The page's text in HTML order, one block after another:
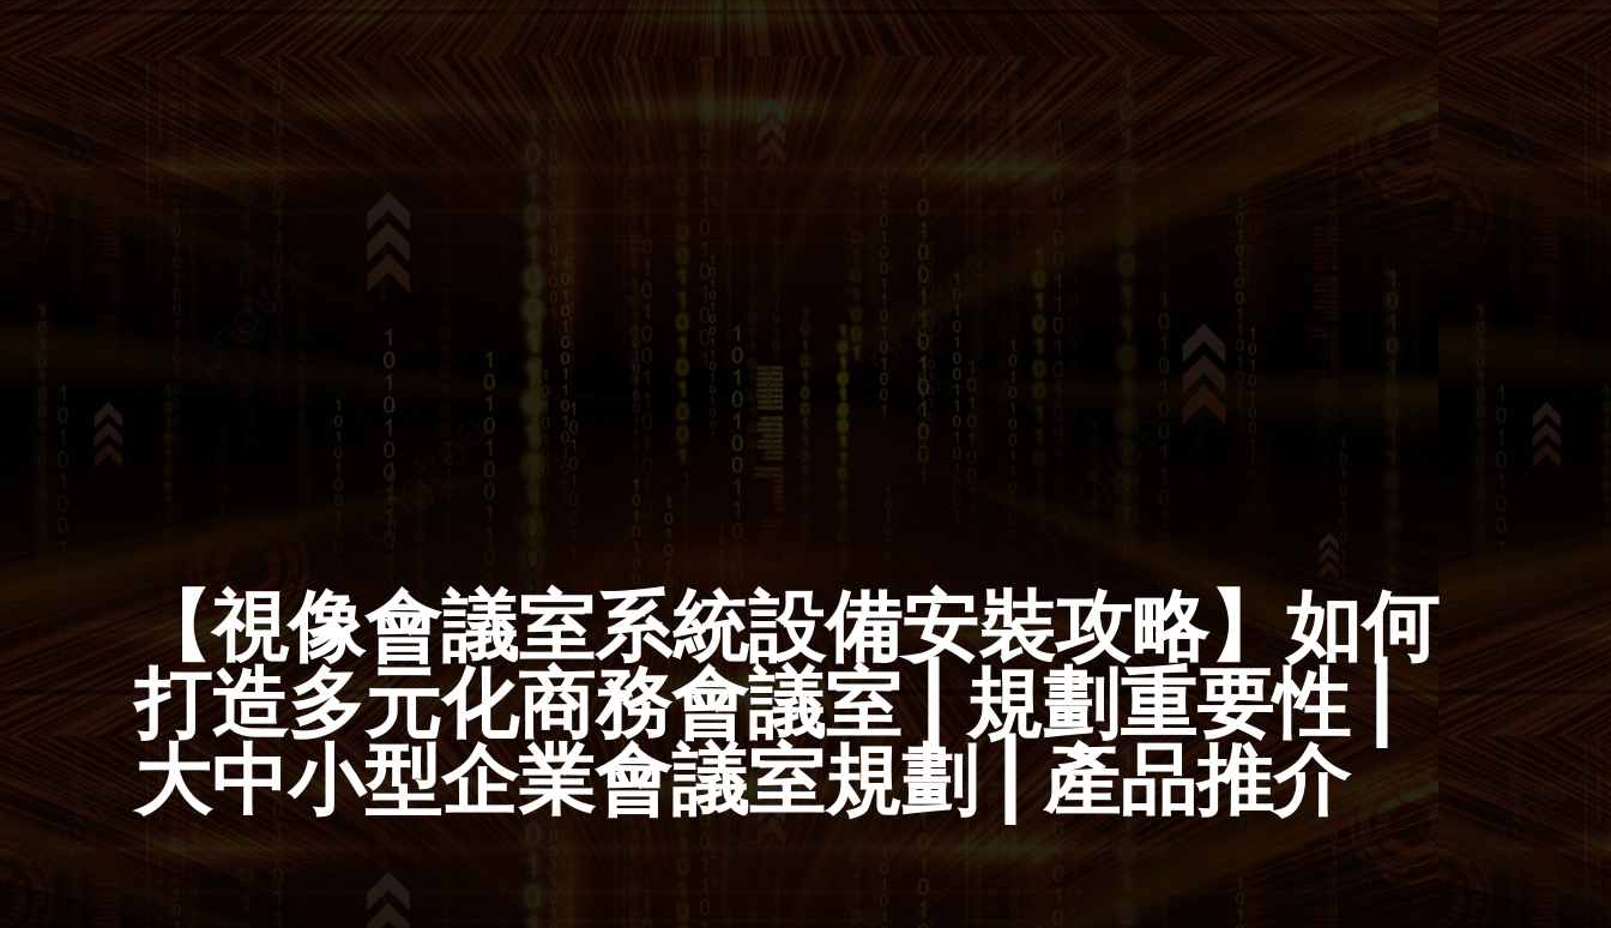
【視像會議室系統設備安裝攻略】如何
打造多元化商務會議室 | 規劃重要性 |
大中小型企業會議室規劃 | 產品推介